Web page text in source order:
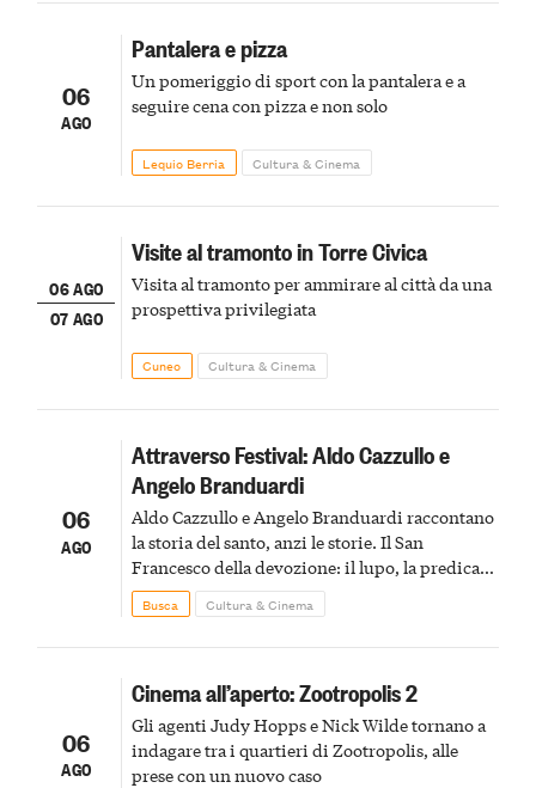
06
AGO
Pantalera e pizza
Un pomeriggio di sport con la pantalera e a
seguire cena con pizza e non solo
Lequio Berria Cultura & Cinema
06 AGO
07 AGO
Visite al tramonto in Torre Civica
Visita al tramonto per ammirare al città da una
prospettiva privilegiata
Cuneo Cultura & Cinema
06
AGO
Attraverso Festival: Aldo Cazzullo e
Angelo Branduardi
Aldo Cazzullo e Angelo Branduardi raccontano
la storia del santo, anzi le storie. Il San
Francesco della devozione: il lupo, la predica
agli uccelli, le stimmate
Busca Cultura & Cinema
06
AGO
Cinema all’aperto: Zootropolis 2
Gli agenti Judy Hopps e Nick Wilde tornano a
indagare tra i quartieri di Zootropolis, alle
prese con un nuovo caso